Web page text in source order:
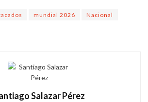
mundial 2026
Nacional
Salazar Pérez